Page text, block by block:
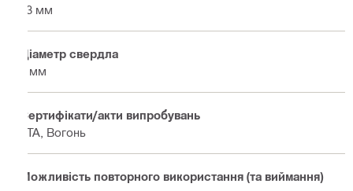
13 мм
Діаметр свердла
6 мм
Сертифікати/акти випробувань
ETA, Вогонь
Можливість повторного використання (та виймання)